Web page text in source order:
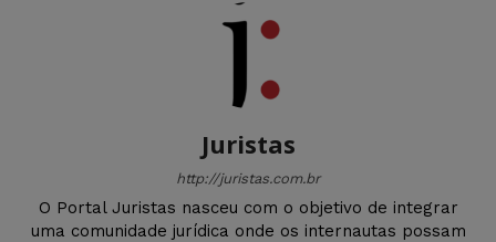
Juristas
http://juristas.com.br
O Portal Juristas nasceu com o objetivo de integrar
uma comunidade jurídica onde os internautas possam